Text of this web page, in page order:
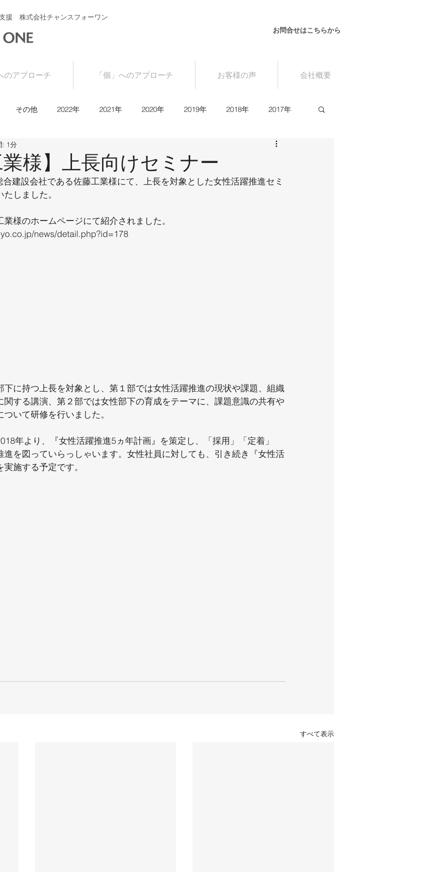
援 株式会社チャンスフォーワン
お問合せはこちらから
のアプローチ 「個」へのアプローチ お客様の声 会社概要
その他 2022年 2021年 2020年 2019年 2018年 2017年
業様】上長向けセミナー
: 1分
建設会社である佐藤工業様にて、上長を対象とした女性活躍推進セミ
しました。
様のホームページにて紹介されました。
news/detail.php?id=178
下に持つ上長を対象とし、第１部では女性活躍推進の現状や課題、組織
関する講演、第２部では女性部下の育成をテーマに、課題意識の共有や
いて研修を行いました。
年より、『女性活躍推進5ヵ年計画』を策定し、「採用」「定着」
進を図っていらっしゃいます。女性社員に対しても、引き続き『女性活
施する予定です。
すべて表示